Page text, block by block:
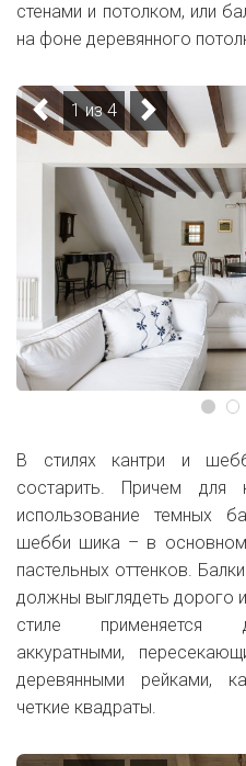
стенами и потолком, или
на фоне деревянного
1 из 4
В стилях кантри и
состарить. Причем для
использование темных
шебби шика – в основном
пастельных оттенков.
должны выглядеть дорого
стиле применяется
аккуратными,
деревянными рейками,
четкие квадраты.